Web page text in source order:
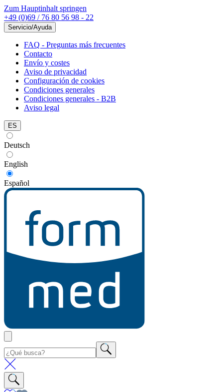
Zum Hauptinhalt springen
+49 (0)69 / 76 80 56 98 - 22
Servicio/Ayuda
FAQ - Preguntas más frecuentes
Contacto
Envío y costes
Aviso de privacidad
Configuración de cookies
Condiciones generales
Condiciones generales - B2B
Aviso legal
ES
Deutsch
English
Español